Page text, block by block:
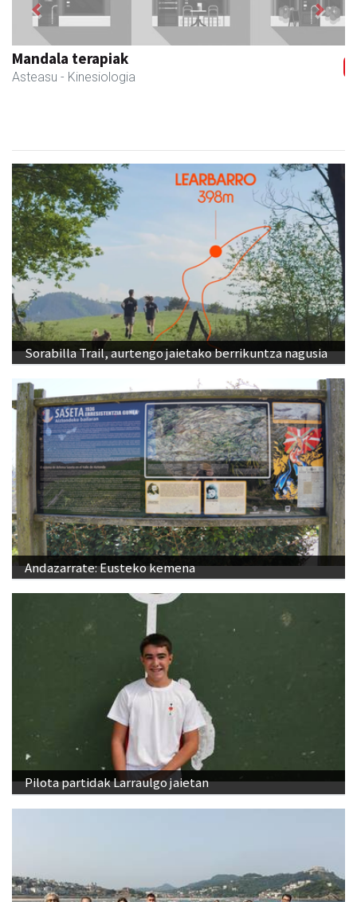
Mandala terapiak
Asteasu - Kinesiologia
Previous Next
Sorabilla Trail, aurtengo jaietako berrikuntza nagusia
Andazarrate: Eusteko kemena
Pilota partidak Larraulgo jaietan